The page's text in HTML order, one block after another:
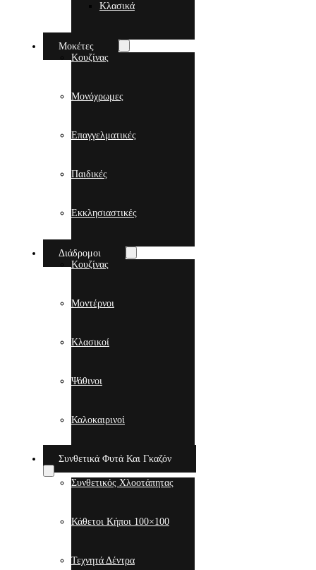
Κλασικά
Μοκέτες
Κουζίνας
Μονόχρωμες
Επαγγελματικές
Παιδικές
Εκκλησιαστικές
Διάδρομοι
Κουζίνας
Μοντέρνοι
Κλασικοί
Ψάθινοι
Καλοκαιρινοί
Συνθετικά Φυτά Και Γκαζόν
Συνθετικός Χλοοτάπητας
Κάθετοι Κήποι 100×100
Τεχνητά Δέντρα